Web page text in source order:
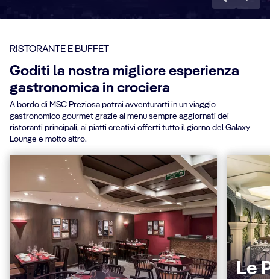
RISTORANTE E BUFFET
Goditi la nostra migliore esperienza
gastronomica in crociera
A bordo di MSC Preziosa potrai avventurarti in un viaggio
gastronomico gourmet grazie ai menu sempre aggiornati dei
ristoranti principali, ai piatti creativi offerti tutto il giorno del Galaxy
Lounge e molto altro.
Le